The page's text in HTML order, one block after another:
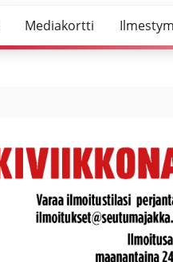
Mediakortti